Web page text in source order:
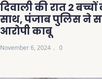
दिवाली की रात 2
साथ, पंजाब पुलिस ने
आरोपी काबू
November 6, 2024 0